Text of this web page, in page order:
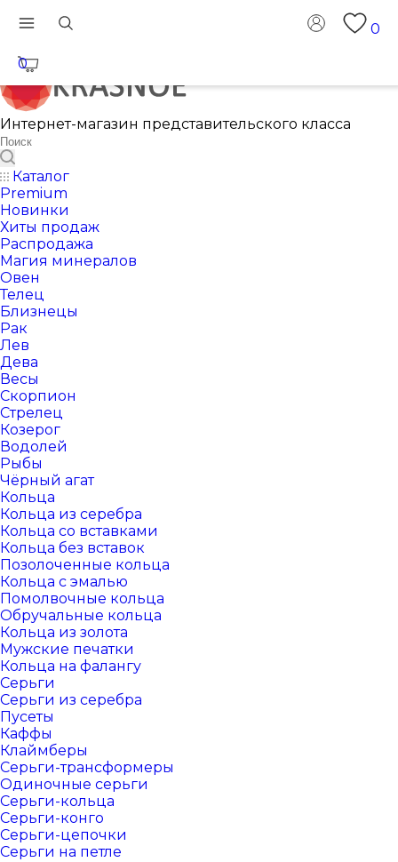
0
0
Интернет-магазин представительского класса
Каталог
Premium
Новинки
Хиты продаж
Распродажа
Магия минералов
Овен
Телец
Близнецы
Рак
Лев
Дева
Весы
Скорпион
Стрелец
Козерог
Водолей
Рыбы
Чёрный агат
Кольца
Кольца из серебра
Кольца со вставками
Кольца без вставок
Позолоченные кольца
Кольца с эмалью
Помолвочные кольца
Обручальные кольца
Кольца из золота
Мужские печатки
Кольца на фалангу
Серьги
Серьги из серебра
Пусеты
Каффы
Клаймберы
Серьги-трансформеры
Одиночные серьги
Серьги-кольца
Серьги-конго
Серьги-цепочки
Серьги на петле